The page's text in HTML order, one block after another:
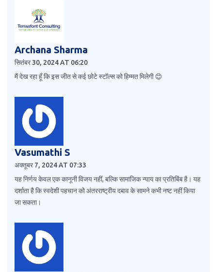
Archana Sharma
सितंबर 30, 2024 AT 06:20
मैं देख रहा हूँ कि इस जीत से कई छोटे स्टॉल्स को हिम्मत मिलेगी 😊
Vasumathi S
अक्तूबर 7, 2024 AT 07:33
यह निर्णय केवल एक कानूनी विजय नहीं, बल्कि सामाजिक न्याय का प्रतिबिंब है। यह
दर्शाता है कि स्वदेशी पहचान को अंतरराष्ट्रीय दबाव के सामने कभी नष्ट नहीं किया
जा सकता।